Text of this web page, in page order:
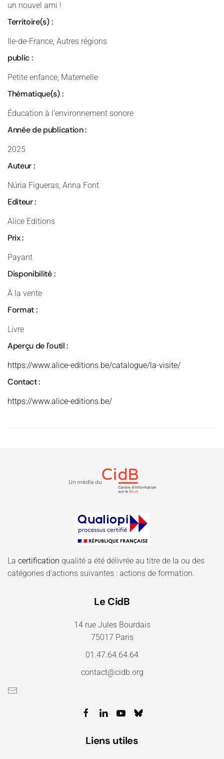
un nouvel ami !
Territoire(s) :
Ile-de-France, Autres régions
public :
Petite enfance, Maternelle
Thématique(s) :
Éducation à l'environnement sonore
Année de publication :
2025
Auteur :
Núria Figueras, Anna Font
Editeur :
Alice Editions
Prix :
Payant
Disponibilité :
À la vente
Format :
Livre
Aperçu de l'outil :
https://www.alice-editions.be/catalogue/la-visite/
Contact :
https://www.alice-editions.be/
La certification qualité a été délivrée au titre de la ou des
catégories d'actions suivantes : actions de formation.
Le CidB
14 rue Jules Bourdais
75017 Paris
01.47.64.64.64
contact@cidb.org
Liens utiles